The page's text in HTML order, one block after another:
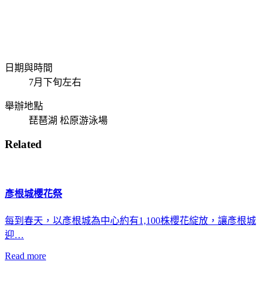
日期與時間
7月下旬左右
舉辦地點
琵琶湖 松原游泳場
Related
彥根城櫻花祭
每到春天，以彥根城為中心約有1,100株櫻花綻放，讓彥根城
迎…
Read more